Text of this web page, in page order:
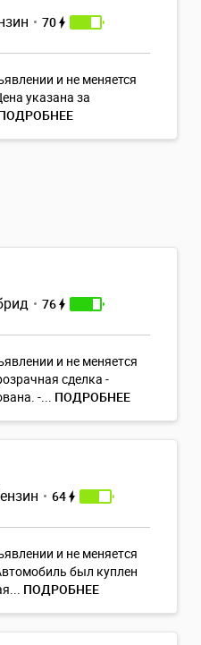
70
и не меняется
указана за
76
и не мeняeтcя
сделка -
-... ПОДРОБНЕЕ
64
и не мeняeтcя
был куплен
ПОДРОБНЕЕ